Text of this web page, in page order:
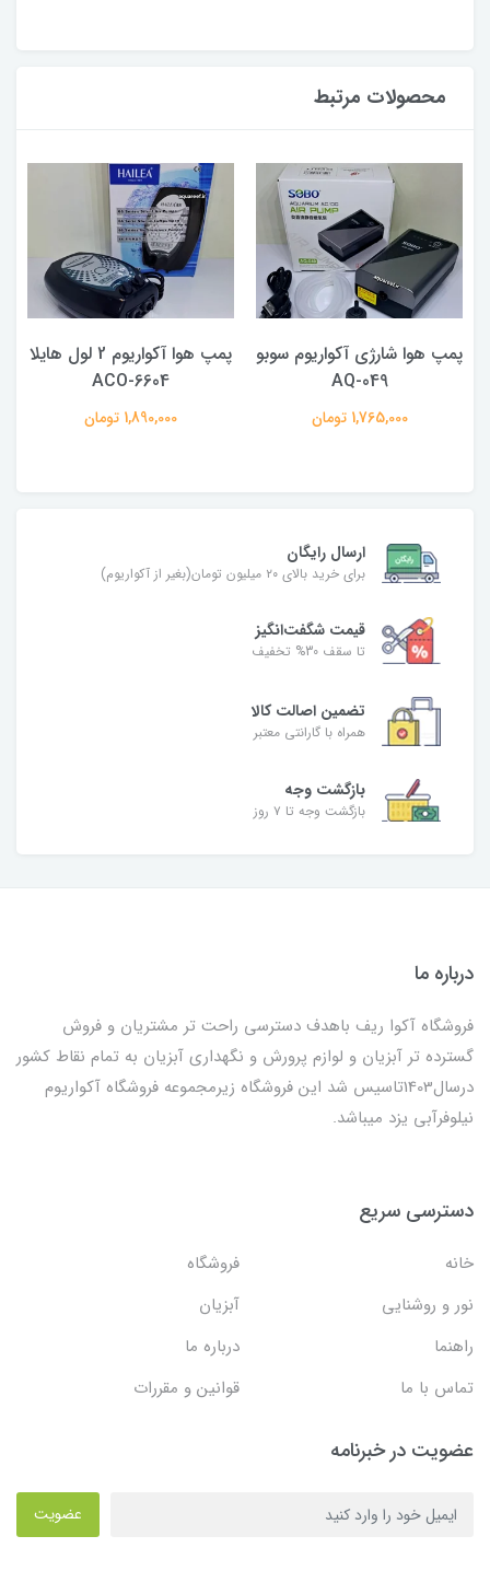
محصولات مرتبط
پمپ هوا شارژی آکواریوم سوبو
AQ-049
1,765,000 تومان
پمپ هوا آکواریوم 2 لول هایلا
ACO-6604
1,890,000 تومان
ارسال رایگان
برای خرید بالای ۲۰ میلیون تومان(بغیر از آکواریوم)
قیمت شگفت‌انگیز
تا سقف 30% تخفیف
تضمین اصالت کالا
همراه با گارانتی معتبر
بازگشت وجه
بازگشت وجه تا ۷ روز
درباره ما
فروشگاه آکوا ریف باهدف دسترسی راحت تر مشتریان و فروش
گسترده تر آبزیان و لوازم پرورش و نگهداری آبزیان به تمام نقاط کشور
درسال1403تاسیس شد این فروشگاه زیرمجموعه فروشگاه آکواریوم
نیلوفرآبی یزد میباشد.
دسترسی سریع
خانه
فروشگاه
نور و روشنایی
آبزیان
راهنما
درباره ما
تماس با ما
قوانین و مقررات
عضویت در خبرنامه
عضویت